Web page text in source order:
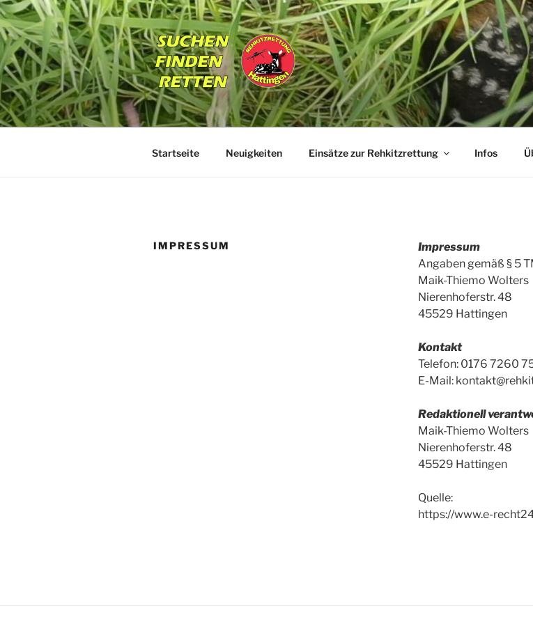
Zum
Inhalt
springen
REHKITZRETTUNG
Suchen | Finden | Retten
Startseite Neuigkeiten Einsätze zur Rehkitzrettung Infos
IMPRESSUM
Impressum
Angaben gemäß § 5
Maik-Thiemo Wolters
Nierenhoferstr. 48
45529 Hattingen
Kontakt
Telefon: 0176 7260
E-Mail:
Redaktionell
Maik-Thiemo Wolters
Nierenhoferstr. 48
45529 Hattingen
Quelle:
https://www.e-